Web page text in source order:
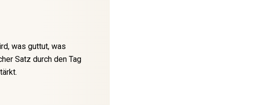
was guttut, was
Satz durch den Tag